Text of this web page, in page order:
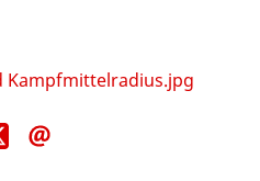
Kampfmittelradius.jpg
Teile
diese